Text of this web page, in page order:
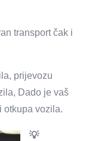
transport čak i
prijevozu
Dado je vaš
otkupa vozila.
💡